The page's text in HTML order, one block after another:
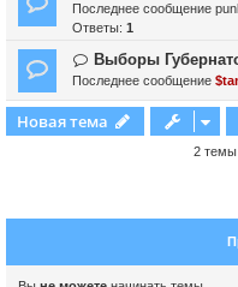
Последнее сообщение
Ответы: 1
Выборы
Последнее сообщение
Новая тема
2 темы